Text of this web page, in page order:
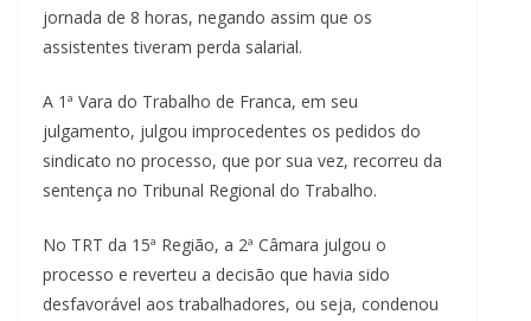
jornada de 8 horas, negando assim que os
assistentes tiveram perda salarial.
A 1ª Vara do Trabalho de Franca, em seu
julgamento, julgou improcedentes os pedidos do
sindicato no processo, que por sua vez, recorreu da
sentença no Tribunal Regional do Trabalho.
No TRT da 15ª Região, a 2ª Câmara julgou o
processo e reverteu a decisão que havia sido
desfavorável aos trabalhadores, ou seja, condenou